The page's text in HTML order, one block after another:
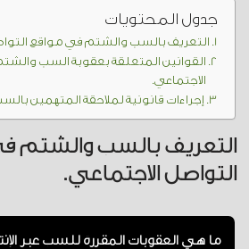
جدول المحتويات
التعريف بالسب والشتم في مواقع
القوانين المتعلقة بعقوبة السب
الاجتماعي.
إجراءات قانونية لملاحقة المتهمين
التعريف بالسب والشتم
التواصل الاجتماعي.
ما هي العقوبات المقررة للسب عبر